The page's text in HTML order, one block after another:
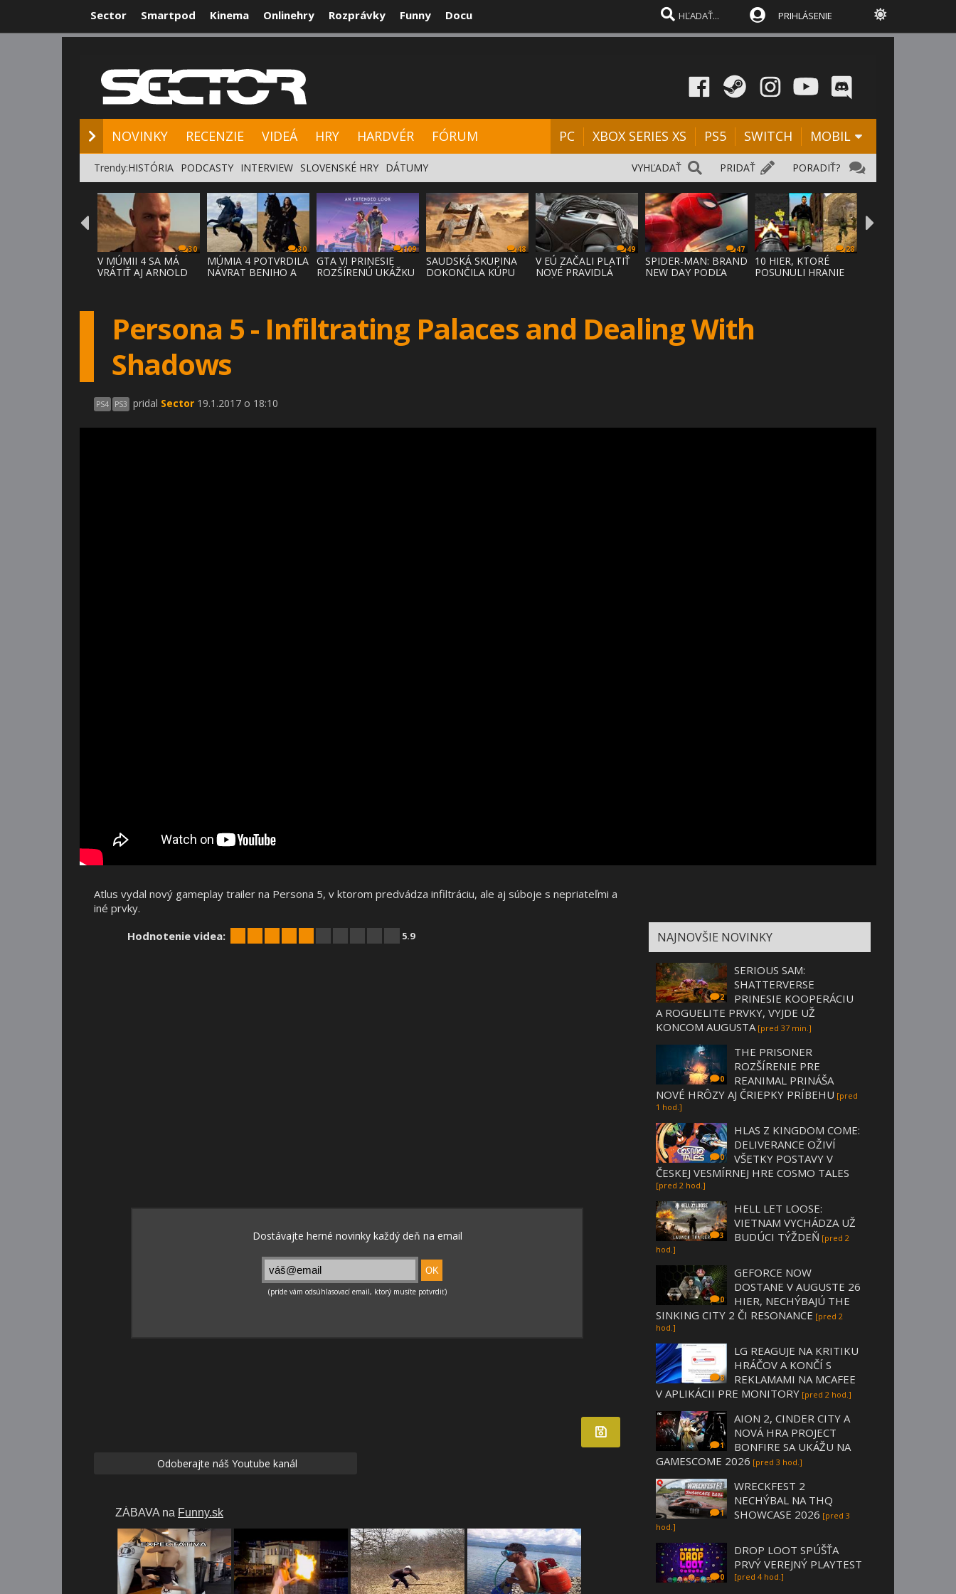
Sector Smartpod Kinema Onlinehry Rozprávky Funny Docu PRIHLÁSENIE
NOVINKY RECENZIE VIDEÁ HRY HARDVÉR FÓRUM PC XBOX SERIES XS PS5 SWITCH MOBIL
PORADIŤ?
PRIDAŤ
VYHĽADAŤ
Trendy:HISTÓRIA PODCASTY INTERVIEW SLOVENSKÉ HRY DÁTUMY
30
V MÚMII 4 SA MÁ
VRÁTIŤ AJ ARNOLD
30
MÚMIA 4 POTVRDILA
NÁVRAT BENIHO A
109
GTA VI PRINESIE
ROZŠÍRENÚ UKÁŽKU
48
SAUDSKÁ SKUPINA
DOKONČILA KÚPU
49
V EÚ ZAČALI PLATIŤ
NOVÉ PRAVIDLÁ
47
SPIDER-MAN: BRAND
NEW DAY PODĽA
28
10 HIER, KTORÉ
POSUNULI HRANIE
Persona 5 - Infiltrating Palaces and Dealing With
Shadows
PS4 PS3 pridal Sector 19.1.2017 o 18:10
Atlus vydal nový gameplay trailer na Persona 5, v ktorom predvádza infiltráciu, ale aj súboje s nepriateľmi a
iné prvky.
Hodnotenie videa:
5.9
Odoberajte náš Youtube kanál
NAJNOVŠIE NOVINKY
2
SERIOUS SAM:
SHATTERVERSE
PRINESIE KOOPERÁCIU
A ROGUELITE PRVKY, VYJDE UŽ
KONCOM AUGUSTA [pred 37 min.]
0
THE PRISONER
ROZŠÍRENIE PRE
REANIMAL PRINÁŠA
NOVÉ HRÔZY AJ ČRIEPKY PRÍBEHU [pred
1 hod.]
0
HLAS Z KINGDOM COME:
DELIVERANCE OŽIVÍ
VŠETKY POSTAVY V
ČESKEJ VESMÍRNEJ HRE COSMO TALES
[pred 2 hod.]
3
HELL LET LOOSE:
VIETNAM VYCHÁDZA UŽ
BUDÚCI TÝŽDEŇ [pred 2
hod.]
0
GEFORCE NOW
DOSTANE V AUGUSTE 26
HIER, NECHÝBAJÚ THE
SINKING CITY 2 ČI RESONANCE [pred 2
hod.]
8
LG REAGUJE NA KRITIKU
HRÁČOV A KONČÍ S
REKLAMAMI NA MCAFEE
V APLIKÁCII PRE MONITORY [pred 2 hod.]
1
AION 2, CINDER CITY A
NOVÁ HRA PROJECT
BONFIRE SA UKÁŽU NA
GAMESCOME 2026 [pred 3 hod.]
1
WRECKFEST 2
NECHÝBAL NA THQ
SHOWCASE 2026 [pred 3
hod.]
0
DROP LOOT SPÚŠŤA
PRVÝ VEREJNÝ PLAYTEST
[pred 4 hod.]